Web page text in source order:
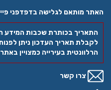
האתר מותאם לגלישה בדפדפני
התאריך בכותרת שכבות המידע
לקבלת תאריך העדכון ניתן
הרלוונטית בעירייה כמצויין באתר
צרו קשר